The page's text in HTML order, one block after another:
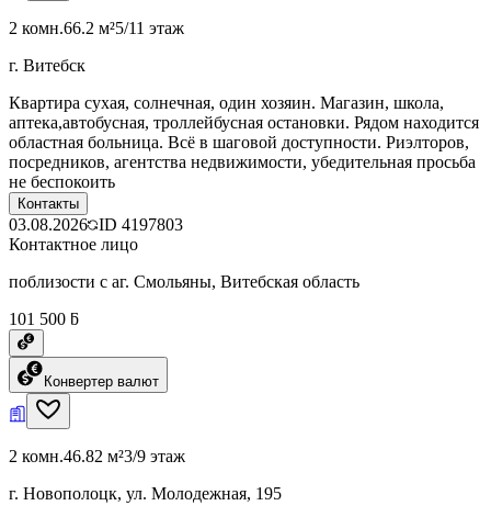
2 комн.66.2 м²5/11 этаж
г. Витебск
Квартира сухая, солнечная, один хозяин. Магазин, школа,
аптека,автобусная, троллейбусная остановки. Рядом находится
областная больница. Всё в шаговой доступности. Риэлторов,
посредников, агентства недвижимости, убедительная просьба
не беспокоить
Контакты
03.08.2026 ID 4197803
Контактное лицо
поблизости с аг. Смольяны, Витебская область
101 500 ƃ
Конвертер валют
2 комн.46.82 м²3/9 этаж
г. Новополоцк, ул. Молодежная, 195